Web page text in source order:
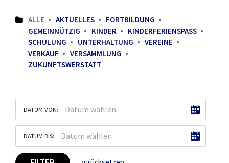
ALLE AKTUELLES
FORTBILDUNG
GEMEINNÜTZIG
KINDER
KINDERFERIENSPASS
SCHULUNG
UNTERHALTUNG
VEREINE
VERKAUF
VERSAMMLUNG
ZUKUNFTSWERSTATT
DATUM VON:
DATUM BIS: